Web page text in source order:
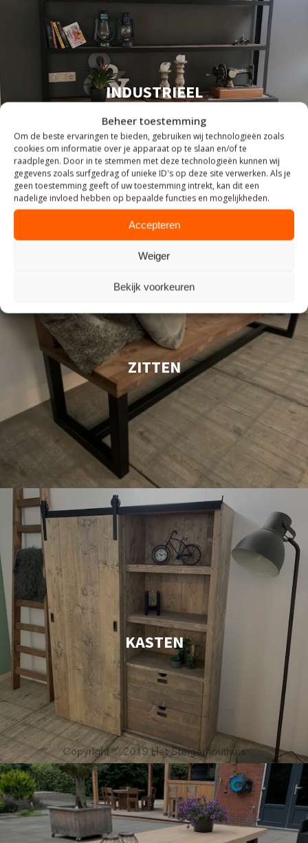
Beheer toestemming
Om de beste ervaringen te bieden, gebruiken wij technologieën zoals
cookies om informatie over je apparaat op te slaan en/of te
raadplegen. Door in te stemmen met deze technologieën kunnen wij
gegevens zoals surfgedrag of unieke ID's op deze site verwerken. Als je
geen toestemming geeft of uw toestemming intrekt, kan dit een
nadelige invloed hebben op bepaalde functies en mogelijkheden.
Accepteren
Weiger
Bekijk voorkeuren
INDUSTRIEEL
ZITTEN
KASTEN